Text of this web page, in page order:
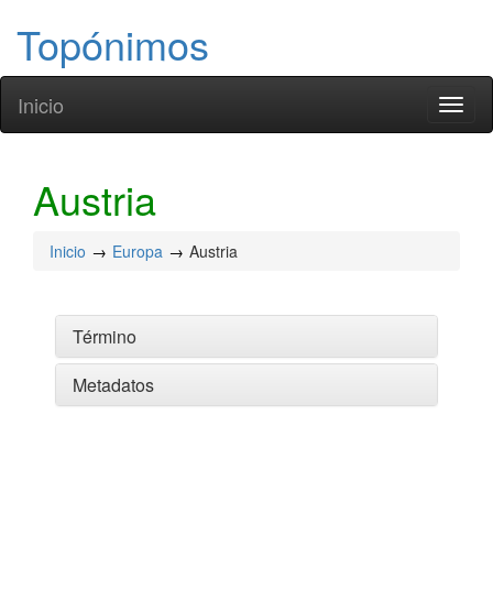
Topónimos
Inicio
Austria
Inicio Europa Austria
Término
Metadatos